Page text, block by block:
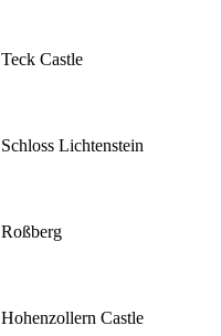
Teck Castle
Schloss Lichtenstein
Roßberg
Hohenzollern Castle